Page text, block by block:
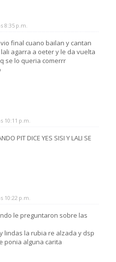
8:35 p.m.
final cuano bailan y cantan
agarra a oeter y le da vuelta
se lo queria comerrr
10:11 p.m.
PIT DICE YES SISI Y LALI SE
10:22 p.m.
le preguntaron sobre las
lindas la rubia re alzada y dsp
ponia alguna carita